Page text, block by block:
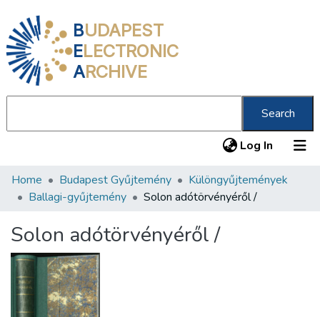
BUDAPEST
ELECTRONIC
ARCHIVE
Search
Log In (current)
Communities & Collections
Statistics
About us
Home Budapest Gyűjtemény
Különgyűjtemények
Ballagi-gyűjtemény
Solon adótörvényéről /
Solon adótörvényéről /